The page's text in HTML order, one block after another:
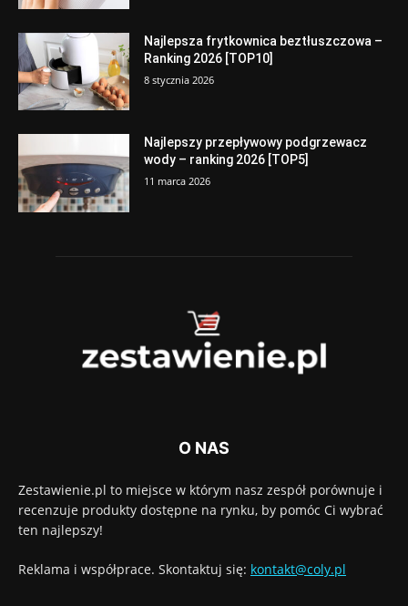
Najlepsza frytkownica beztłuszczowa –
Ranking 2026 [TOP10]
8 stycznia 2026
Najlepszy przepływowy podgrzewacz
wody – ranking 2026 [TOP5]
11 marca 2026
O NAS
Zestawienie.pl to miejsce w którym nasz zespół porównuje i
recenzuje produkty dostępne na rynku, by pomóc Ci wybrać
ten najlepszy!
Reklama i współprace. Skontaktuj się: kontakt@coly.pl